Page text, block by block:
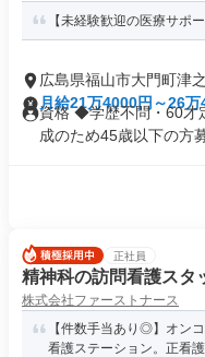
【未経験歓迎の医療サポ
広島県福山市大門町津
月給21万4000円～26万
資格 ◆学歴不問・60才
成のため45歳以下の方
正社員
精神科の訪問看護スタ
株式会社ファーストナース
【件数手当あり◎】オン
看護ステーション。正看